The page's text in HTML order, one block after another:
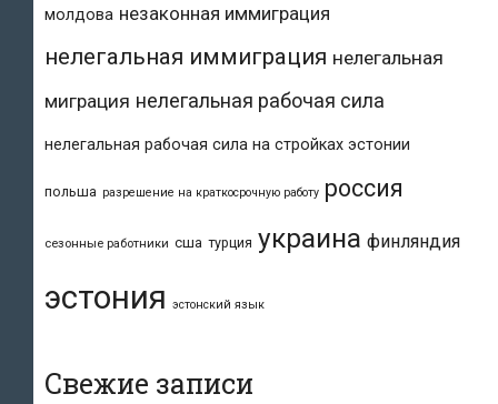
молдова незаконная иммиграция
нелегальная иммиграция нелегальная
миграция нелегальная рабочая сила
нелегальная рабочая сила на стройках эстонии
польша разрешение на краткосрочную работу россия
сезонные работники сша турция украина финляндия
эстония эстонский язык
Свежие записи